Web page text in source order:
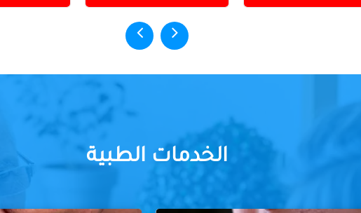
الخدمات الطبية